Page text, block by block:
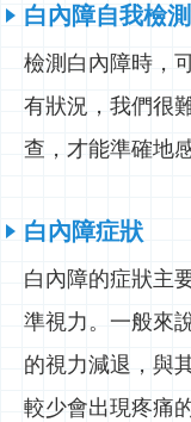
白內障自我檢
檢測白內障時，
有狀況，我們很
查，才能準確地
白內障症狀
白內障的症狀主
準視力。一般來
的視力減退，與
較少會出現疼痛